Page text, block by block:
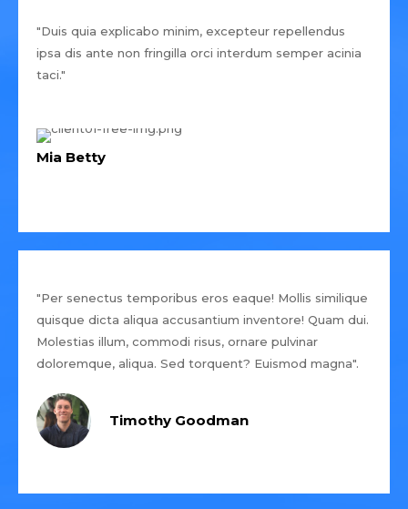
"Duis quia explicabo minim, excepteur repellendus
ipsa dis ante non fringilla orci interdum semper acinia
taci."
Mia Betty
"Per senectus temporibus eros eaque! Mollis similique
quisque dicta aliqua accusantium inventore! Quam dui.
Molestias illum, commodi risus, ornare pulvinar
doloremque, aliqua. Sed torquent? Euismod magna".
Timothy Goodman